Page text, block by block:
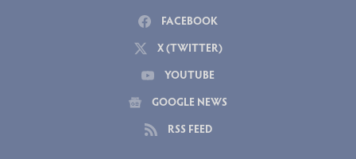
FACEBOOK
X (TWITTER)
YOUTUBE
GOOGLE NEWS
RSS FEED